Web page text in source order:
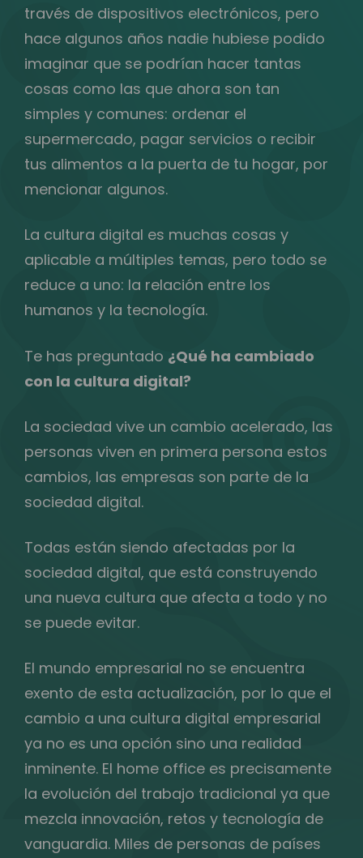
través de dispositivos electrónicos, pero
hace algunos años nadie hubiese podido
imaginar que se podrían hacer tantas
cosas como las que ahora son tan
simples y comunes: ordenar el
supermercado, pagar servicios o recibir
tus alimentos a la puerta de tu hogar, por
mencionar algunos.
La cultura digital es muchas cosas y
aplicable a múltiples temas, pero todo se
reduce a uno: la relación entre los
humanos y la tecnología.
Te has preguntado ¿Qué ha cambiado
con la cultura digital?
La sociedad vive un cambio acelerado, las
personas viven en primera persona estos
cambios, las empresas son parte de la
sociedad digital.
Todas están siendo afectadas por la
sociedad digital, que está construyendo
una nueva cultura que afecta a todo y no
se puede evitar.
El mundo empresarial no se encuentra
exento de esta actualización, por lo que el
cambio a una cultura digital empresarial
ya no es una opción sino una realidad
inminente. El home office es precisamente
la evolución del trabajo tradicional ya que
mezcla innovación, retos y tecnología de
vanguardia. Miles de personas de países